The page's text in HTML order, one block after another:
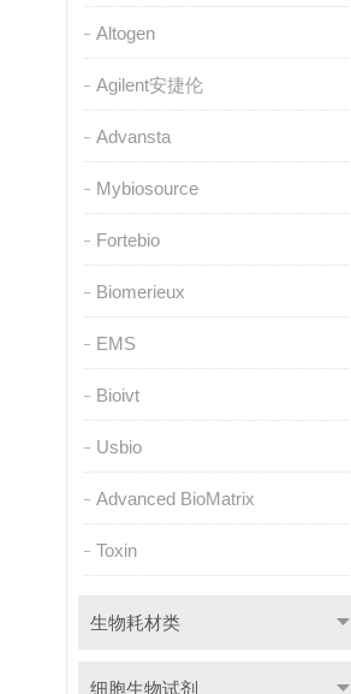
Altogen
Agilent安捷伦
Advansta
Mybiosource
Fortebio
Biomerieux
EMS
Bioivt
Usbio
Advanced BioMatrix
Toxin
生物耗材类
细胞生物试剂